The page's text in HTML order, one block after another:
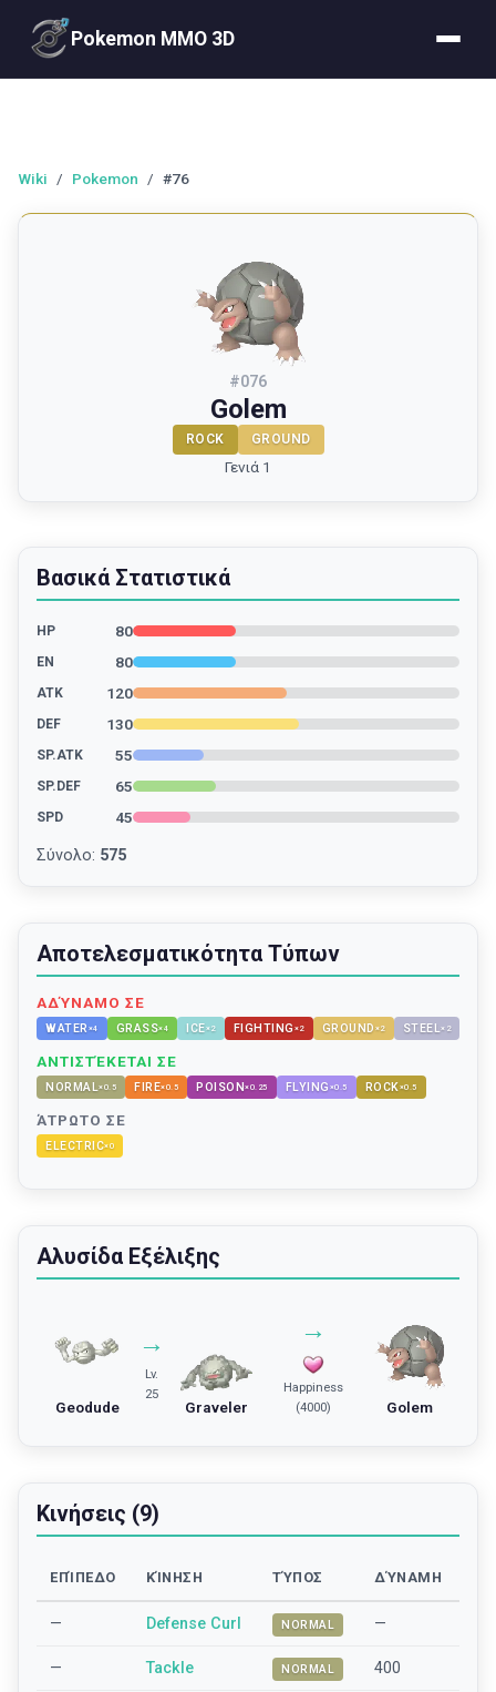
Pokemon MMO 3D
Wiki / Pokemon / #76
#076
Golem
ROCK GROUND
Γενιά 1
Βασικά Στατιστικά
HP 80
EN 80
ATK 120
DEF 130
SP.ATK 55
SP.DEF 65
SPD 45
Σύνολο: 575
Αποτελεσματικότητα Τύπων
ΑΔΎΝΑΜΟ ΣΕ
WATER ×4 GRASS×4 ICE×2 FIGHTING ×2 GROUND ×2 STEEL× 2
ΑΝΤΙΣΤΈΚΕΤΑΙ ΣΕ
NORMAL×0.5 FIRE×0.5 POISON×0.25 FLYING ×0.5 ROCK×0.5
ΆΤΡΩΤΟ ΣΕ
ELECTRIC×0
Αλυσίδα Εξέλιξης
Geodude
→
Lv.
25
Graveler
→
Happiness
(4000)
Golem
Κινήσεις (9)
ΕΠΊΠΕΔΟ ΚΊΝΗΣΗ ΤΎΠΟΣ ΔΎΝΑΜΗ
— Defense Curl NORMAL —
— Tackle NORMAL 400